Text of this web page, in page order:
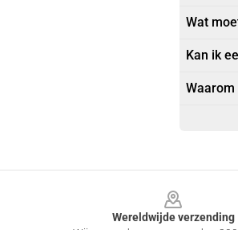
Wat
Kan ik
Wereldwijde verzending